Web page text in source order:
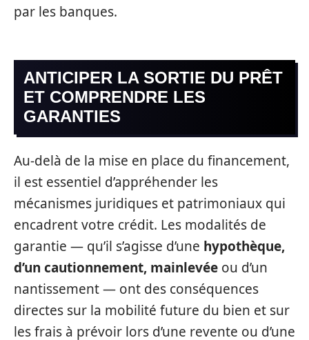
par les banques.
ANTICIPER LA SORTIE DU PRÊT
ET COMPRENDRE LES
GARANTIES
Au-delà de la mise en place du financement,
il est essentiel d’appréhender les
mécanismes juridiques et patrimoniaux qui
encadrent votre crédit. Les modalités de
garantie — qu’il s’agisse d’une hypothèque,
d’un cautionnement, mainlevée ou d’un
nantissement — ont des conséquences
directes sur la mobilité future du bien et sur
les frais à prévoir lors d’une revente ou d’une